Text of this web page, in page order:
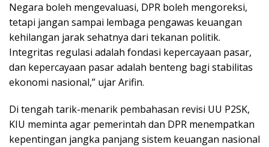
Negara boleh mengevaluasi, DPR boleh mengoreksi,
tetapi jangan sampai lembaga pengawas keuangan
kehilangan jarak sehatnya dari tekanan politik.
Integritas regulasi adalah fondasi kepercayaan pasar,
dan kepercayaan pasar adalah benteng bagi stabilitas
ekonomi nasional,” ujar Arifin.
Di tengah tarik-menarik pembahasan revisi UU P2SK,
KIU meminta agar pemerintah dan DPR menempatkan
kepentingan jangka panjang sistem keuangan nasional